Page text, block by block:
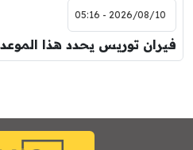
2026/08/10 - 05:16
فيران توريس يحدد هذا